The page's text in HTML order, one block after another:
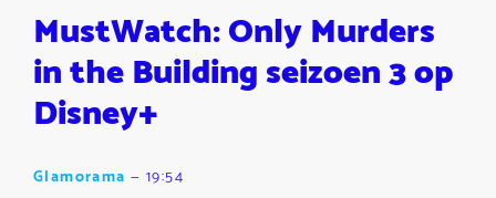
MustWatch: Only Murders
in the Building seizoen 3 op
Disney+
Glamorama — 19:54